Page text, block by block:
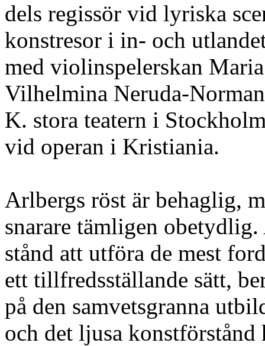
dels regissör vid lyriska
konstresor i in- och
med violinspelerskan
Vilhelmina Neruda-
K. stora teatern i
vid operan i Kristiania.
Arlbergs röst är behaglig,
snarare tämligen
stånd att utföra de mest
ett tillfredsställande sätt,
på den samvetsgranna
och det ljusa konstförstånd